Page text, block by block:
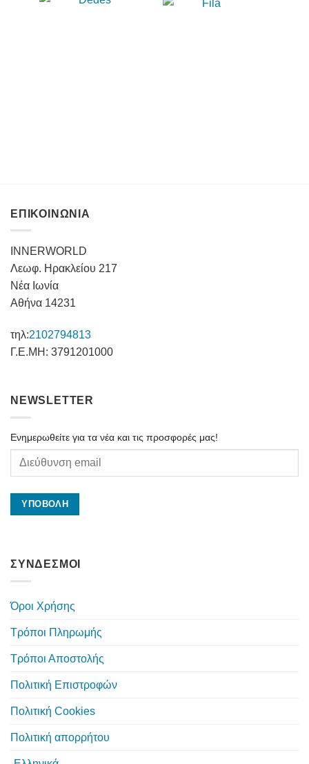
ΕΠΙΚΟΙΝΩΝΙΑ
INNERWORLD
Λεωφ. Ηρακλείου 217
Νέα Ιωνία
Αθήνα 14231
τηλ:2102794813
Γ.Ε.ΜΗ: 3791201000
NEWSLETTER
Ενημερωθείτε για τα νέα και τις προσφορές μας!
ΣΥΝΔΕΣΜΟΙ
Όροι Χρήσης
Τρόποι Πληρωμής
Τρόποι Αποστολής
Πολιτική Επιστροφών
Πολιτική Cookies
Πολιτική απορρήτου